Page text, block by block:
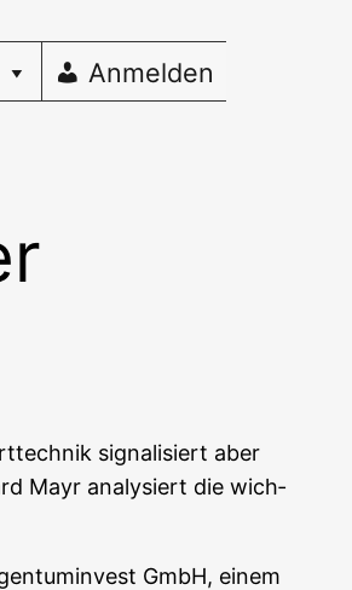
Anmelden
signa­li­siert aber
Mayr ana­ly­siert die wich­
GmbH, einem